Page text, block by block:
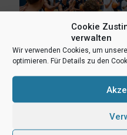
Cookie
verwalten
Wir verwenden Cookies, um
optimieren. Für Details zu den